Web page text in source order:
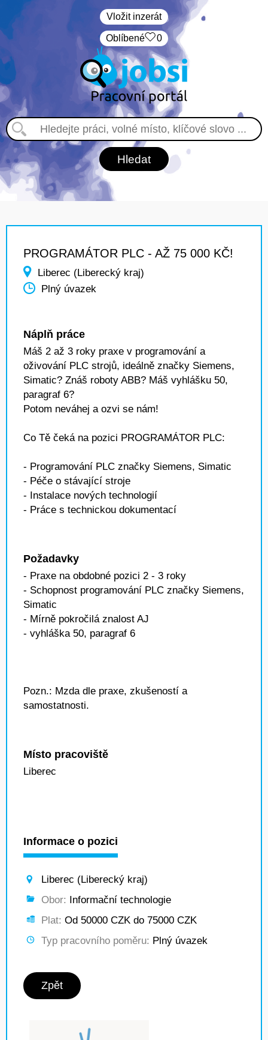
Vložit inzerát
Oblíbené 0
PROGRAMÁTOR PLC - AŽ 75 000 KČ!
Liberec (Liberecký kraj)
Plný úvazek
Náplň práce
Máš 2 až 3 roky praxe v programování a
oživování PLC strojů, ideálně značky Siemens,
Simatic? Znáš roboty ABB? Máš vyhlášku 50,
paragraf 6?
Potom neváhej a ozvi se nám!
Co Tě čeká na pozici PROGRAMÁTOR PLC:
- Programování PLC značky Siemens, Simatic
- Péče o stávající stroje
- Instalace nových technologií
- Práce s technickou dokumentací
Požadavky
- Praxe na obdobné pozici 2 - 3 roky
- Schopnost programování PLC značky Siemens,
Simatic
- Mírně pokročilá znalost AJ
- vyhláška 50, paragraf 6
Pozn.: Mzda dle praxe, zkušeností a
samostatnosti.
Místo pracoviště
Liberec
Informace o pozici
Liberec (Liberecký kraj)
Obor: Informační technologie
Plat: Od 50000 CZK do 75000 CZK
Typ pracovního poměru: Plný úvazek
Zpět